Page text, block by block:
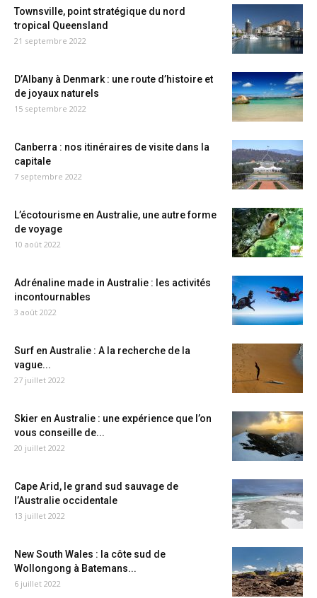
Townsville, point stratégique du nord
tropical Queensland
21 septembre 2022
D’Albany à Denmark : une route d’histoire et
de joyaux naturels
15 septembre 2022
Canberra : nos itinéraires de visite dans la
capitale
7 septembre 2022
L’écotourisme en Australie, une autre forme
de voyage
10 août 2022
Adrénaline made in Australie : les activités
incontournables
3 août 2022
Surf en Australie : A la recherche de la
vague...
27 juillet 2022
Skier en Australie : une expérience que l’on
vous conseille de...
20 juillet 2022
Cape Arid, le grand sud sauvage de
l’Australie occidentale
13 juillet 2022
New South Wales : la côte sud de
Wollongong à Batemans...
6 juillet 2022